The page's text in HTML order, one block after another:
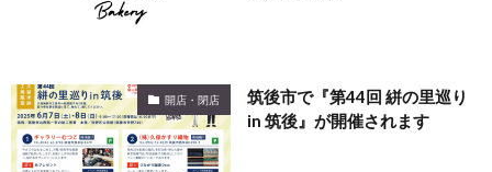
開店・閉店
筑後市で『第44回 絣の里巡り
in 筑後』が開催されます